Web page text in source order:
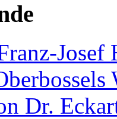
Josef
Dr.